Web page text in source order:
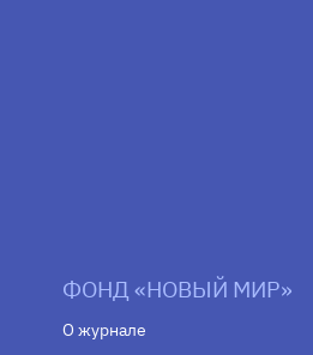
ФОНД «НОВЫЙ МИР»
О журнале